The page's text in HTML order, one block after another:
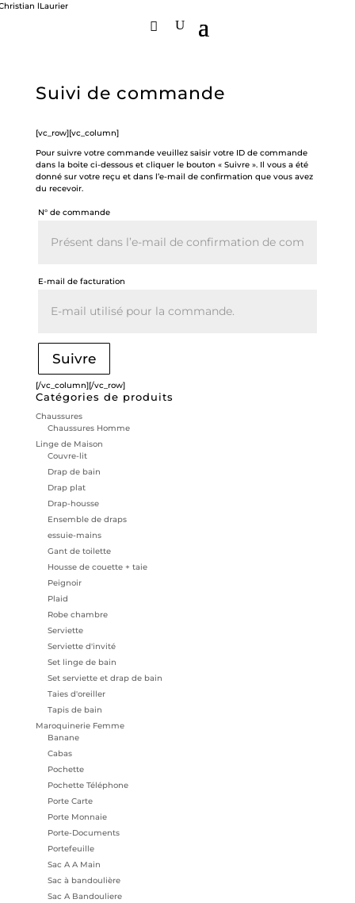
Suivi de commande
[vc_row][vc_column]
Pour suivre votre commande veuillez saisir votre ID de commande
dans la boite ci-dessous et cliquer le bouton « Suivre ». Il vous a été
donné sur votre reçu et dans l’e-mail de confirmation que vous avez
du recevoir.
N° de commande
E-mail de facturation
Suivre
[/vc_column][/vc_row]
Catégories de produits
Chaussures
Chaussures Homme
Linge de Maison
Couvre-lit
Drap de bain
Drap plat
Drap-housse
Ensemble de draps
essuie-mains
Gant de toilette
Housse de couette + taie
Peignoir
Plaid
Robe chambre
Serviette
Serviette d'invité
Set linge de bain
Set serviette et drap de bain
Taies d'oreiller
Tapis de bain
Maroquinerie Femme
Banane
Cabas
Pochette
Pochette Téléphone
Porte Carte
Porte Monnaie
Porte-Documents
Portefeuille
Sac A A Main
Sac à bandoulière
Sac A Bandouliere